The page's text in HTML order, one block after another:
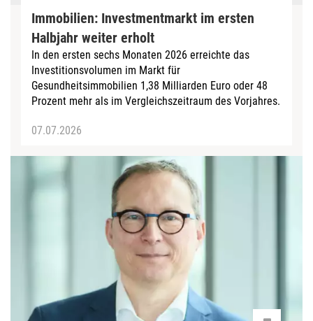
Immobilien: Investmentmarkt im ersten
Halbjahr weiter erholt
In den ersten sechs Monaten 2026 erreichte das
Investitionsvolumen im Markt für
Gesundheitsimmobilien 1,38 Milliarden Euro oder 48
Prozent mehr als im Vergleichszeitraum des Vorjahres.
07.07.2026